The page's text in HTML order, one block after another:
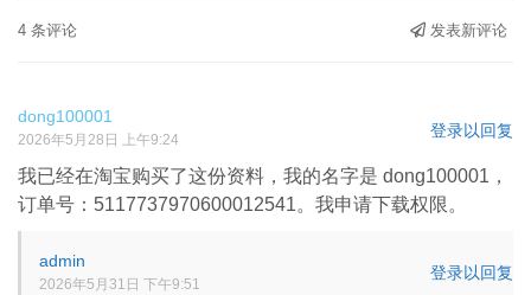
4 条评论 发表新评论
dong100001
2026年5月28日 上午9:24 登录以回复
我已经在淘宝购买了这份资料，我的名字是 dong100001，
订单号：5117737970600012541。我申请下载权限。
admin
2026年5月31日 下午9:51
登录以回复